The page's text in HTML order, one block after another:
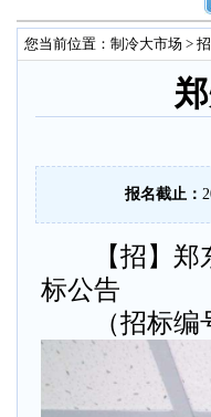
您当前位置： 制冷大市场 >
报名截止：
【招】郑东
标公告
（招标编号